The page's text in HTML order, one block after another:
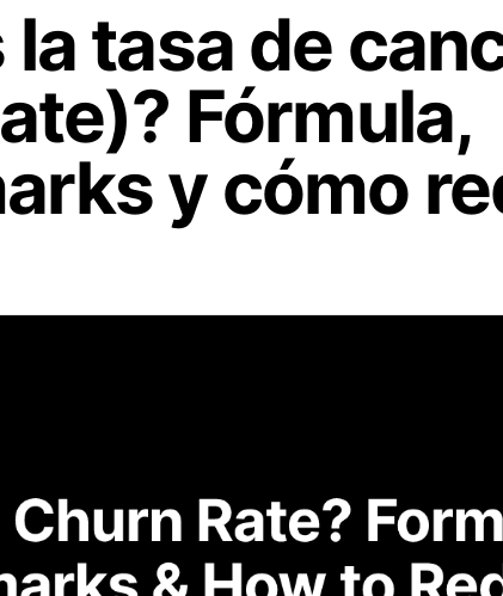
la tasa de
Fórmula,
y cómo